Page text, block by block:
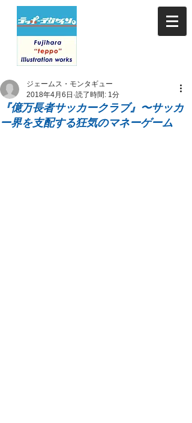
『億万長者サッカークラブ』〜サッカ
ー界を支配する狂気のマネーゲーム
ジェームス・モンタギュー
2018年4月6日 読了時間: 1分